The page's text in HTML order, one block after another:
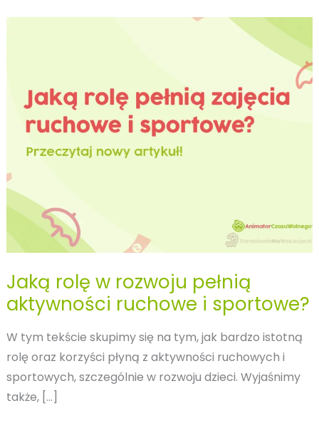
Jaką rolę w rozwoju pełnią
aktywności ruchowe i sportowe?
W tym tekście skupimy się na tym, jak bardzo istotną
rolę oraz korzyści płyną z aktywności ruchowych i
sportowych, szczególnie w rozwoju dzieci. Wyjaśnimy
także, […]